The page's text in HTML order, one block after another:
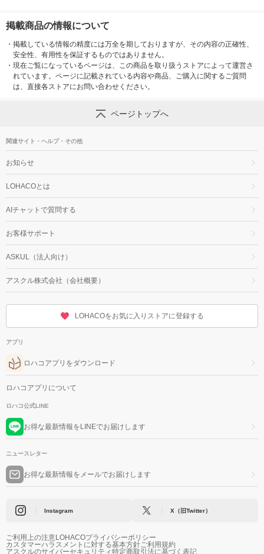
掲載商品の情報について
・ 掲載している情報の精度には万全を期しておりますが、その内容の正確性、
安全性、有用性を保証するものではありません。
・ 現在ご覧になっているページは、この商品を取り扱うストアによって運営さ
れています。ページに記載されている内容や商品、ご購入に関するご質問
は、直接各ストアにお問い合わせください。
ページトップへ
関連サイト・ヘルプ・その他
お知らせ
LOHACOとは
AIチャットで質問する
お客様サポート
ASKUL（法人向け）
アスクル株式会社（会社概要）
LOHACOをお気に入りストアに登録する
アプリ
ロハコアプリをダウンロード
ロハコアプリについて
ロハコ公式LINE
お得な最新情報をLINEでお届けします
ニュースレター
お得な最新情報をメールでお届けします
Instagram X（旧Twitter）
ご利用上の注意LOHACOプライバシーポリシー
カスタマーハラスメントに対する基本方針ご利用規約
アスクルのサイバーセキュリティ特定商取引法に基づく表記